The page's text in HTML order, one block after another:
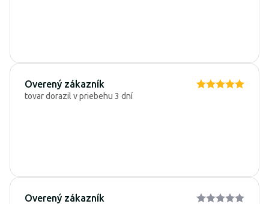
Overený zákazník
tovar dorazil v priebehu 3 dní
Overený zákazník